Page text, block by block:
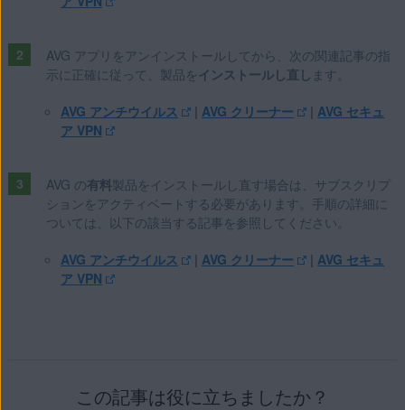
Professional / Enterprise / Ultimate - Service Pack 1 with
Apple macOS 11.x（Big Sur）
Apple macOS 10.15.x（Catalina）
Apple macOS 10.14.x（Mojave）
Apple macOS 10.13.x（High Sierra）
Apple Mac OS X 10.11.x（El Capitan）
Google Android 6.0（Marshmallow、API 23）以降
Apple iOS 10.3 以降
AVG アプリをアンインストールしてから、次の関連記事の指
示に正確に従って、製品を インストールし直し ます。
AVG アンチウイルス | AVG クリーナー | AVG セキュ
ア VPN
AVG の有料製品をインストールし直す場合は、サブスクリプ
ションをアクティベートする必要があります。手順の詳細に
ついては、以下の該当する記事を参照してください。
AVG アンチウイルス | AVG クリーナー | AVG セキュ
ア VPN
この記事は役に立ちましたか？